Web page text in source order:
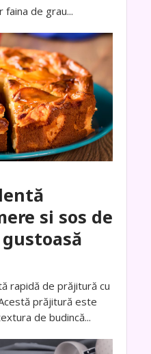
faina de grau...
si sos de
de prăjitură cu
prăjitură este
de budincă...